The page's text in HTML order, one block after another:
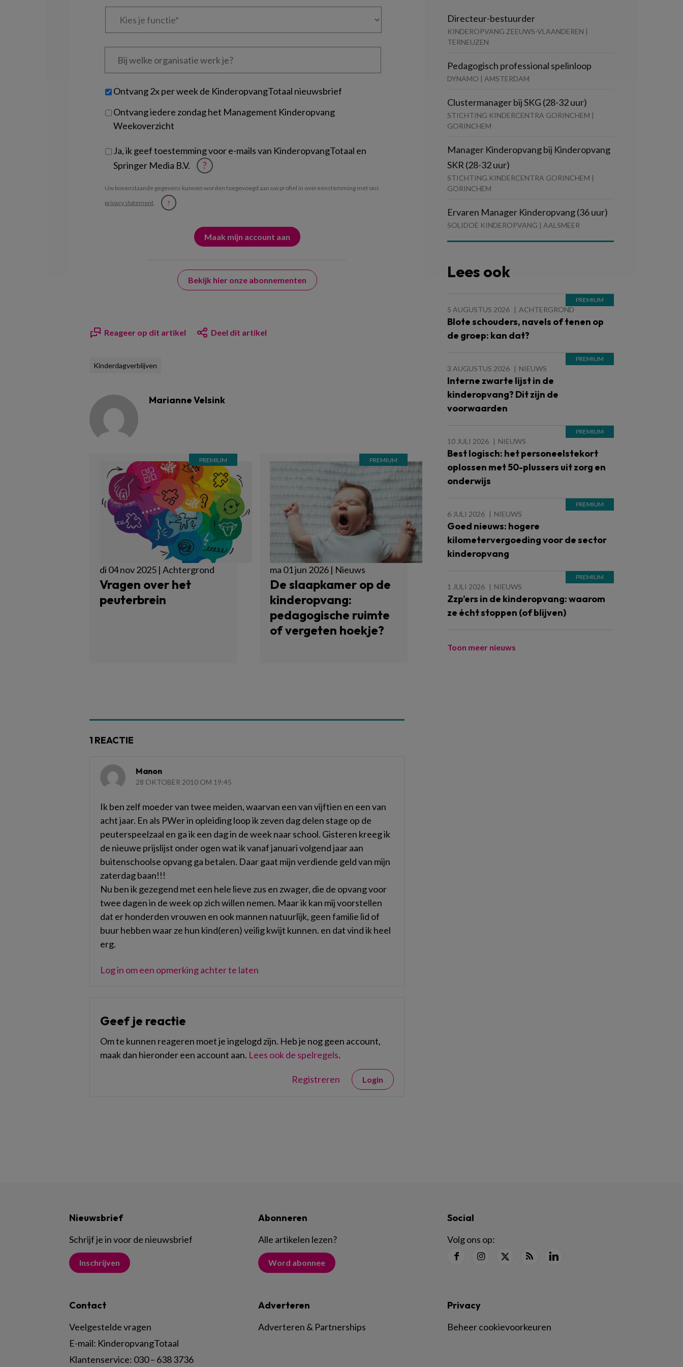
Kies
Bij
welke
je?
Untitled
Ontvang 2x per week de KinderopvangTotaal nieuwsbrief
Ontvang iedere zondag het Management Kinderopvang
Weekoverzicht
Ja, ik geef toestemming voor e-mails van KinderopvangTotaal en
Springer Media B.V.
?
Uw bovenstaande gegevens kunnen worden toegevoegd aan uw profiel in overeenstemming met ons
privacy statement. ?
Bekijk hier onze abonnementen
Reageer op dit artikel Deel dit artikel
Kinderdagverblijven
Marianne Velsink
di 04 nov 2025 | Achtergrond
Vragen over het
peuterbrein
ma 01 jun 2026 | Nieuws
De slaapkamer op de
kinderopvang:
pedagogische ruimte
of vergeten hoekje?
1 REACTIE
Manon
28 OKTOBER 2010 OM 19:45
Ik ben zelf moeder van twee meiden, waarvan een van vijftien en een van
acht jaar. En als PWer in opleiding loop ik zeven dag delen stage op de
peuterspeelzaal en ga ik een dag in de week naar school. Gisteren kreeg ik
de nieuwe prijslijst onder ogen wat ik vanaf januari volgend jaar aan
buitenschoolse opvang ga betalen. Daar gaat mijn verdiende geld van mijn
zaterdag baan!!!
Nu ben ik gezegend met een hele lieve zus en zwager, die de opvang voor
twee dagen in de week op zich willen nemen. Maar ik kan mij voorstellen
dat er honderden vrouwen en ook mannen natuurlijk, geen familie lid of
buur hebben waar ze hun kind(eren) veilig kwijt kunnen. en dat vind ik heel
erg.
Log in om een opmerking achter te laten
Geef je reactie
Om te kunnen reageren moet je ingelogd zijn. Heb je nog geen account,
maak dan hieronder een account aan. Lees ook de spelregels.
Registreren Login
Directeur-bestuurder
KINDEROPVANG ZEEUWS-VLAANDEREN |
TERNEUZEN
Pedagogisch professional spelinloop
DYNAMO | AMSTERDAM
Clustermanager bij SKG (28-32 uur)
STICHTING KINDERCENTRA GORINCHEM |
GORINCHEM
Manager Kinderopvang bij Kinderopvang
SKR (28-32 uur)
STICHTING KINDERCENTRA GORINCHEM |
GORINCHEM
Ervaren Manager Kinderopvang (36 uur)
SOLIDOE KINDEROPVANG | AALSMEER
Lees ook
5 AUGUSTUS 2026 ACHTERGROND
Blote schouders, navels of tenen op
de groep: kan dat?
3 AUGUSTUS 2026 NIEUWS
Interne zwarte lijst in de
kinderopvang? Dit zijn de
voorwaarden
10 JULI 2026 NIEUWS
Best logisch: het personeelstekort
oplossen met 50-plussers uit zorg en
onderwijs
6 JULI 2026 NIEUWS
Goed nieuws: hogere
kilometervergoeding voor de sector
kinderopvang
1 JULI 2026 NIEUWS
Zzp’ers in de kinderopvang: waarom
ze écht stoppen (of blijven)
Toon meer nieuws
Nieuwsbrief
Schrijf je in voor de nieuwsbrief
Inschrijven
Abonneren
Alle artikelen lezen?
Word abonnee
Social
Volg ons op:
Contact
Veelgestelde vragen
E-mail: KinderopvangTotaal
Klantenservice: 030 – 638 3736
Adverteren
Adverteren & Partnerships
Privacy
Beheer cookievoorkeuren